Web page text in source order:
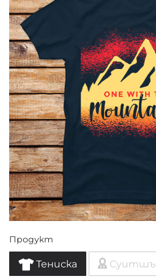
Продукт
Тениска